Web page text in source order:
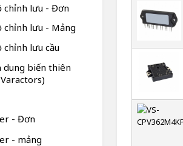
chỉnh lưu - Đơn
chỉnh lưu - Mảng
chỉnh lưu cầu
biến thiên
- Đơn
- mảng